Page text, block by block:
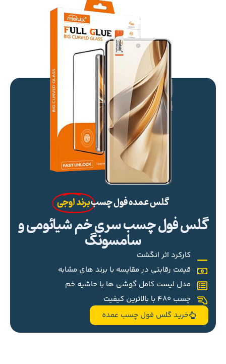
گلس عمده فول چسببرند اوجی
گلس فول چسب سری خم شیائومی و
سامسونگ
کارکرد اثر انگشت
قیمت رقابتی در مقایسه با برند های مشابه
مدل لیست کامل گوشی ها با حاشیه خم
چسب 480 با بالاترین کیفیت
خرید گلس فول چسب عمده